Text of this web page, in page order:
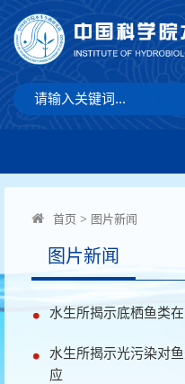
首页 > 图片新闻
图片新闻
水生所揭示底栖鱼类
水生所揭示光污染对
应